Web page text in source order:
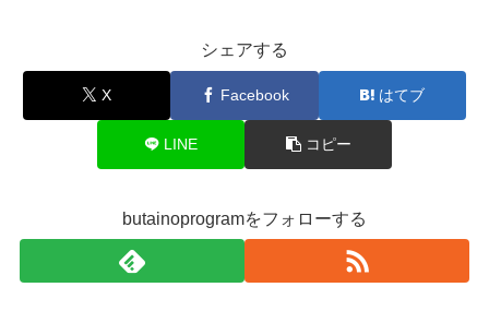
シェアする
X Facebook はてブ
LINE コピー
butainoprogramをフォローする